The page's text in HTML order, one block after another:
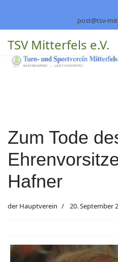
post@tsv-
TSV Mitterfels e.V.
Zum Tode
Hafner
der Hauptverein 20. September